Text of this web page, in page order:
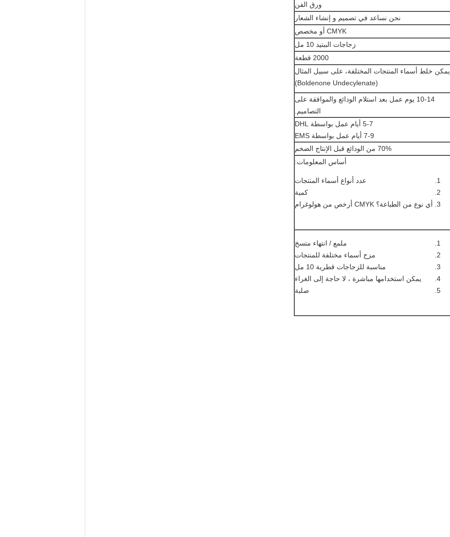
ورق الفن
نحن نساعد في تصميم و إنشاء الشعار
CMYK أو مخصص
زجاجات الببتيد 10 مل
2000 قطعة
يمكن خلط أسماء المنتجات المختلفة، على سبيل المثال
(Boldenone Undecylenate)
10-14 يوم عمل بعد استلام الودائع والموافقة على
التصاميم.
5-7 أيام عمل بواسطة DHL
7-9 أيام عمل بواسطة EMS
70% من الودائع قبل الإنتاج الضخم
أساس المعلومات:
عدد أنواع أسماء المنتجات
كمية
أي نوع من الطباعة؟ CMYK أرخص من هولوغرام
ملمع / انتهاء متسخ
مزج أسماء مختلفة للمنتجات
مناسبة للزجاجات قطرية 10 مل
يمكن استخدامها مباشرة ، لا حاجة إلى الغراء
صلبة